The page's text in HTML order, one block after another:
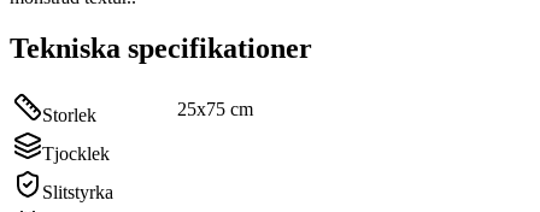
Tekniska specifikationer
Storlek 25x75 cm
Tjocklek
Slitstyrka